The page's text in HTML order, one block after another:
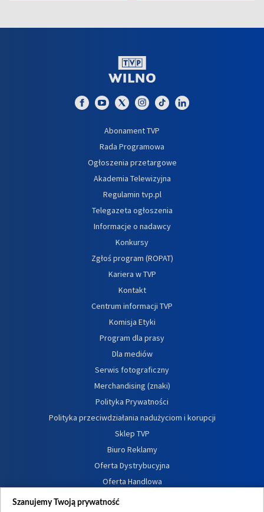
Abonament TVP
Rada Programowa
Ogłoszenia przetargowe
Akademia Telewizyjna
Regulamin tvp.pl
Telegazeta ogłoszenia
Informacje o nadawcy
Konkursy
Zgłoś program (ROPAT)
Kariera w TVP
Kontakt
Centrum informacji TVP
Komisja Etyki
Program dla prasy
Dla mediów
Serwis fotograficzny
Merchandising (znaki)
Polityka Prywatności
Polityka przeciwdziałania nadużyciom i korupcji
Sklep TVP
Biuro Reklamy
Oferta Dystrybucyjna
Oferta Handlowa
Dostępność
Szanujemy Twoją prywatność